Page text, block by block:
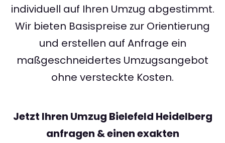
individuell auf Ihren Umzug abgestimmt.
Wir bieten Basispreise zur Orientierung
und erstellen auf Anfrage ein
maßgeschneidertes Umzugsangebot
ohne versteckte Kosten.
Jetzt Ihren Umzug Bielefeld Heidelberg
anfragen & einen exakten